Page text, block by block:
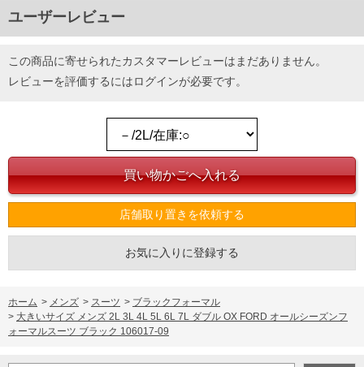
ユーザーレビュー
この商品に寄せられたカスタマーレビューはまだありません。
レビューを評価するにはログインが必要です。
店舗取り置きを依頼する
お気に入りに登録する
ホーム > メンズ > スーツ > ブラックフォーマル
> 大きいサイズ メンズ 2L 3L 4L 5L 6L 7L ダブル OX FORD オールシーズンフ
ォーマルスーツ ブラック 106017-09